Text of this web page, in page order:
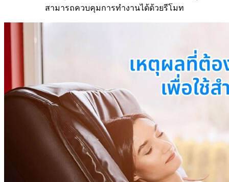
สามารถควบคุมการทำงานได้ด้วยรีโมท